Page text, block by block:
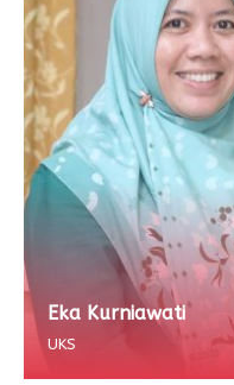
Eka Kurniawati
UKS